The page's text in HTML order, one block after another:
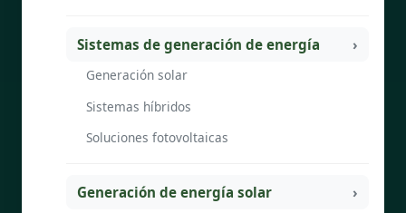
Sistemas de generación de energía
Generación solar
Sistemas híbridos
Soluciones fotovoltaicas
Generación de energía solar